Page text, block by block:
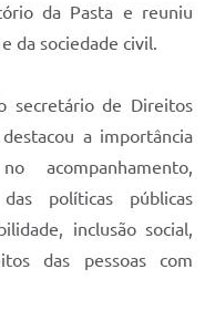
da Pasta e reuniu
da sociedade civil.
secretário de Direitos
a importância
acompanhamento,
políticas públicas
inclusão social,
das pessoas com